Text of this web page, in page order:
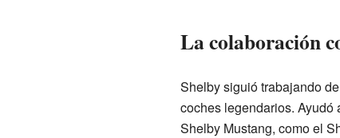
La colaboración
Shelby siguió trabajando
coches legendarios. Ayudó
Shelby Mustang, como el